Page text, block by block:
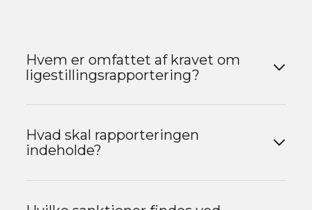
Hvem er omfattet af kravet om
ligestillingsrapportering?
og private virksomheder med over 50 ansatte.
Hvad skal rapporteringen
indeholde?
og strategier for ligestilling.